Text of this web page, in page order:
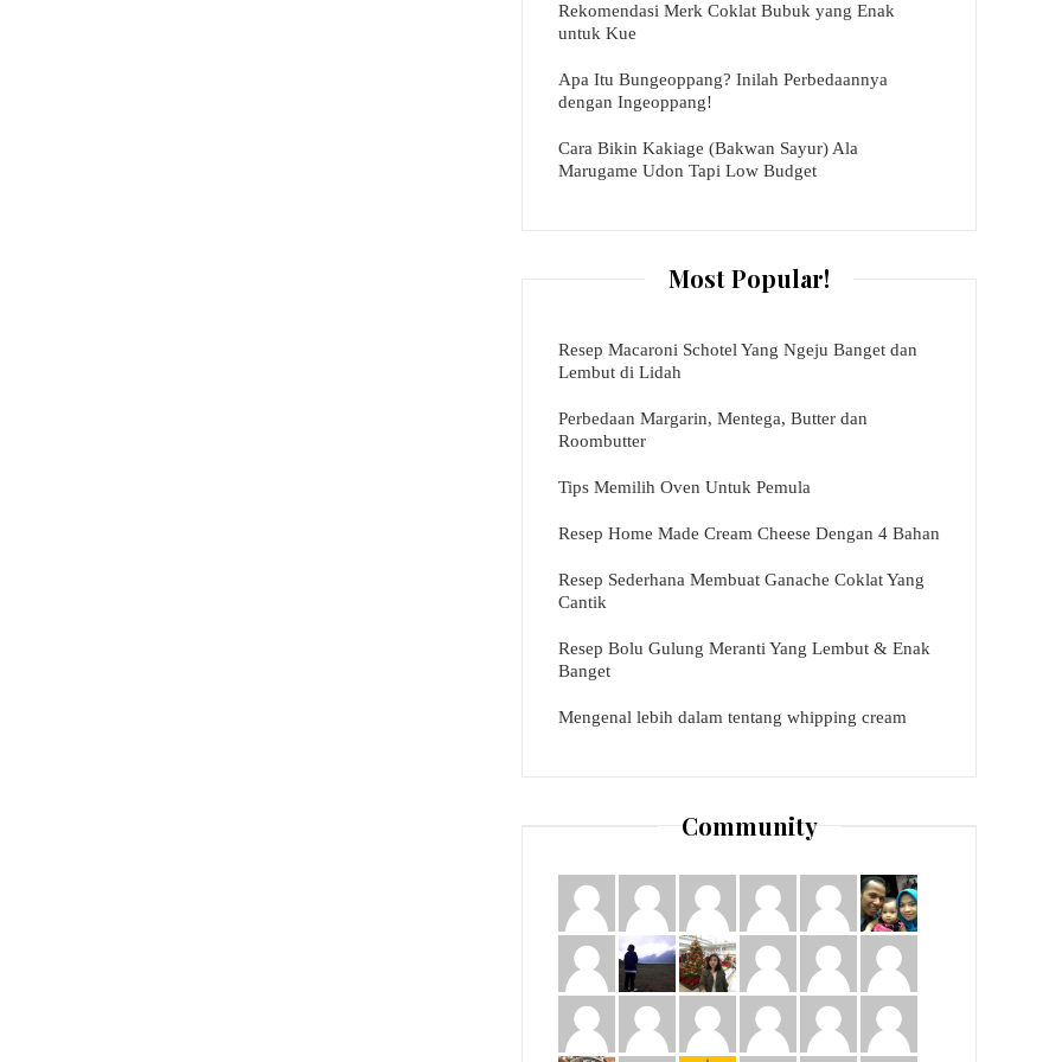
Rekomendasi Merk Coklat Bubuk yang Enak
untuk Kue
Apa Itu Bungeoppang? Inilah Perbedaannya
dengan Ingeoppang!
Cara Bikin Kakiage (Bakwan Sayur) Ala
Marugame Udon Tapi Low Budget
Most Popular!
Resep Macaroni Schotel Yang Ngeju Banget dan
Lembut di Lidah
Perbedaan Margarin, Mentega, Butter dan
Roombutter
Tips Memilih Oven Untuk Pemula
Resep Home Made Cream Cheese Dengan 4 Bahan
Resep Sederhana Membuat Ganache Coklat Yang
Cantik
Resep Bolu Gulung Meranti Yang Lembut & Enak
Banget
Mengenal lebih dalam tentang whipping cream
Community